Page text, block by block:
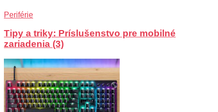
Periférie
Tipy a triky: Príslušenstvo pre mobilné
zariadenia (3)